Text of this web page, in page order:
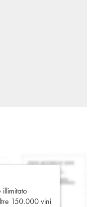
illimitato
150.000 vini